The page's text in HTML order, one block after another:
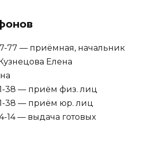
77 — приёмная, начальник
Елена
38 — приём физ. лиц
38 — приём юр. лиц
14 — выдача готовых